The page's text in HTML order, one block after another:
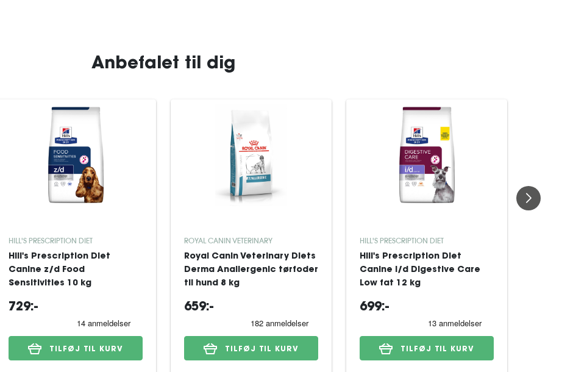
Anbefalet til dig
HILL'S PRESCRIPTION DIET
Hill's Prescription Diet
Canine z/d Food
Sensitivities 10 kg
729:-
TILFØJ TIL KURV
ROYAL CANIN VETERINARY
Royal Canin Veterinary Diets
Derma Anallergenic tørfoder
til hund 8 kg
659:-
TILFØJ TIL KURV
HILL'S PRESCRIPTION DIET
Hill's Prescription Diet
Canine i/d Digestive Care
Low fat 12 kg
699:-
TILFØJ TIL KURV